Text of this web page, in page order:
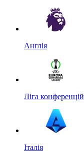
Англія
Ліга конференцій
Італія